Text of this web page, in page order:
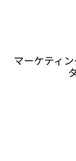
マーケティ